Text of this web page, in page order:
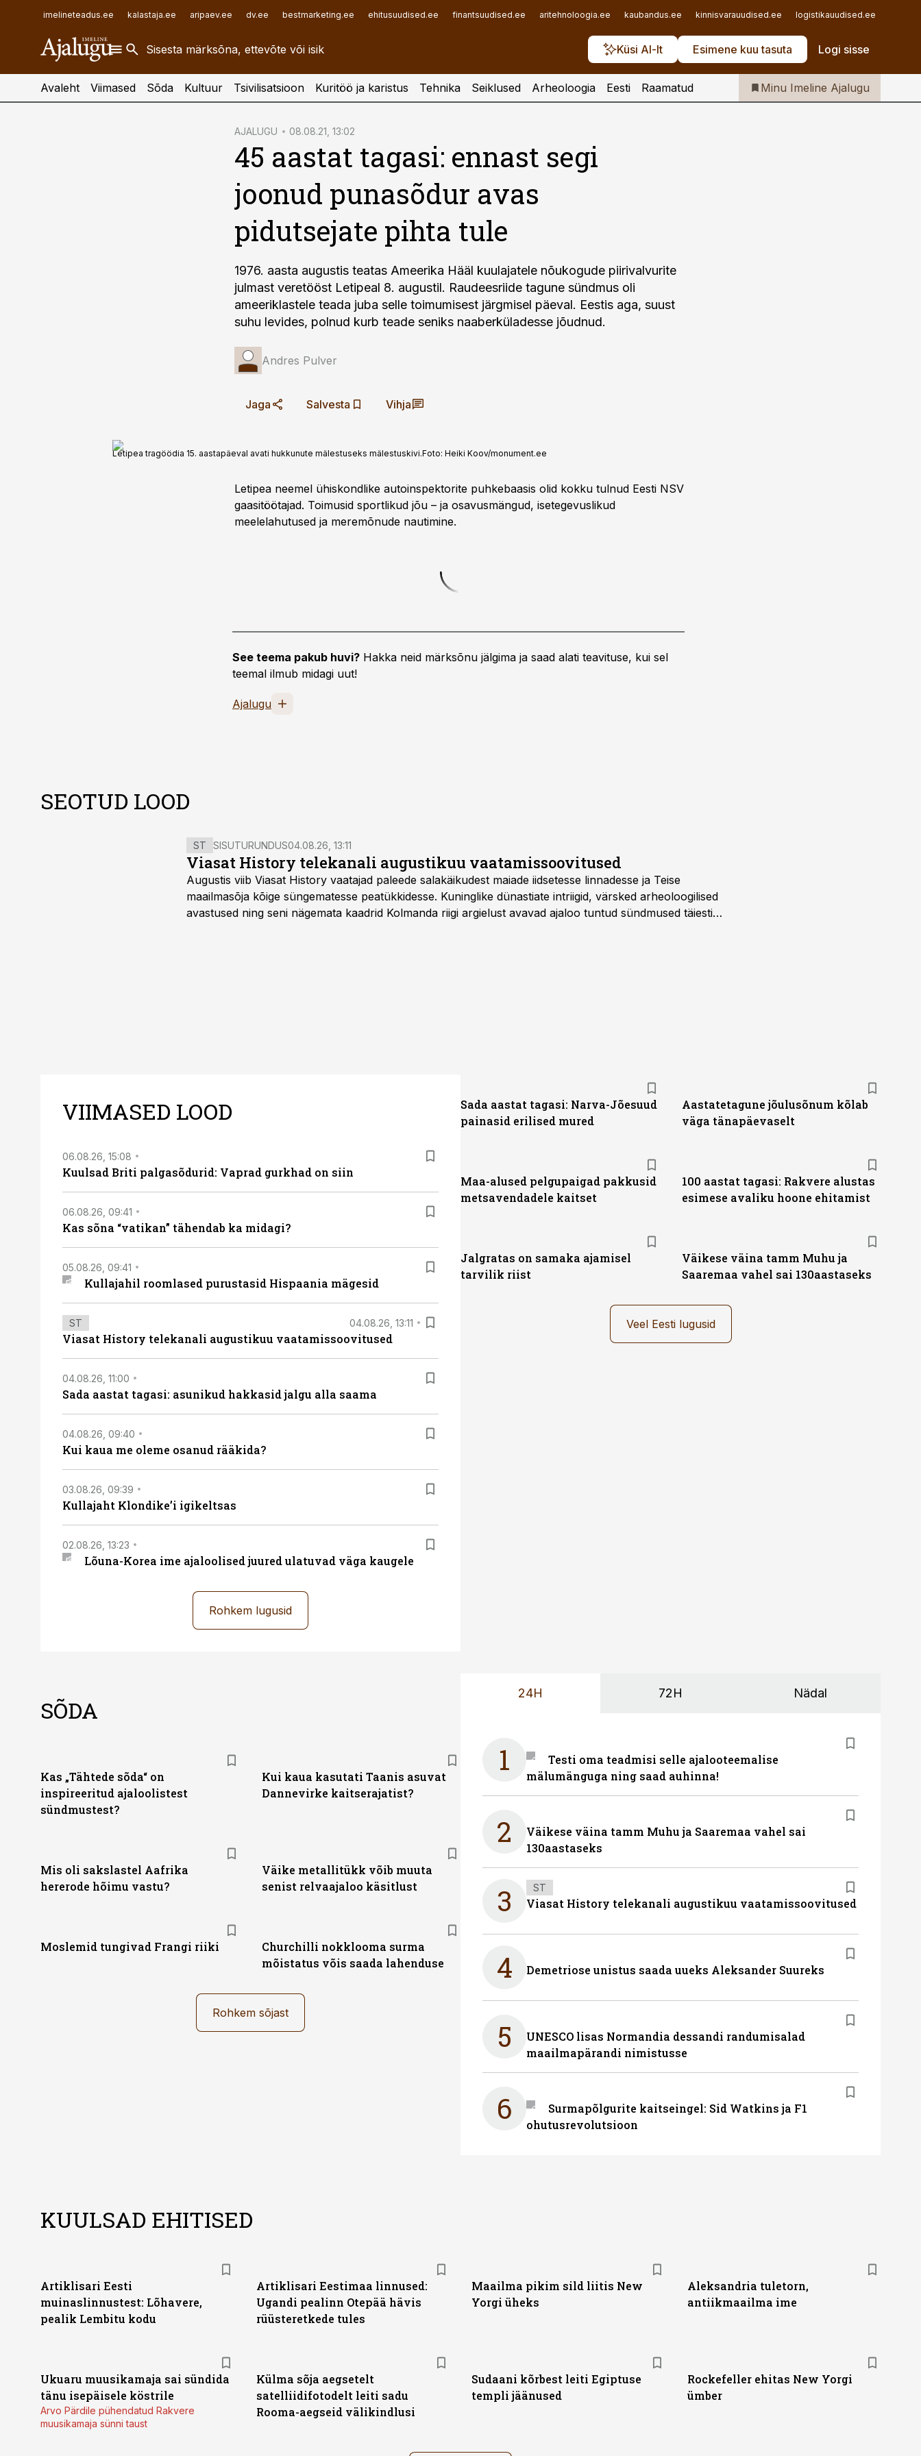
imelineteadus.ee kalastaja.ee aripaev.ee dv.ee bestmarketing.ee ehitusuudised.ee finantsuudised.ee aritehnoloogia.ee kaubandus.ee kinnisvarauudised.ee logistikauudised.ee
Küsi AI-lt Esimene kuu tasuta Logi sisse
finantsuudised.ee
aritehnoloogia.ee
toostusuudised.ee
Iseteenindus
Telli Imeline Ajalugu
Avaleht Viimased Sõda Kultuur Tsivilisatsioon Kuritöö ja karistus Tehnika Seiklused Arheoloogia Eesti Raamatud Minu Imeline Ajalugu
AJALUGU 08.08.21, 13:02
45 aastat tagasi: ennast segi
joonud punasõdur avas
pidutsejate pihta tule
1976. aasta augustis teatas Ameerika Hääl kuulajatele nõukogude piirivalvurite
julmast veretööst Letipeal 8. augustil. Raudeesriide tagune sündmus oli
ameeriklastele teada juba selle toimumisest järgmisel päeval. Eestis aga, suust
suhu levides, polnud kurb teade seniks naaberküladesse jõudnud.
Andres Pulver
Jaga Salvesta Vihja
Letipea tragöödia 15. aastapäeval avati hukkunute mälestuseks mälestuskivi.Foto: Heiki Koov/monument.ee
Letipea neemel ühiskondlike autoinspektorite puhkebaasis olid kokku tulnud Eesti NSV
gaasitöötajad. Toimusid sportlikud jõu – ja osavusmängud, isetegevuslikud
meelelahutused ja meremõnude nautimine.
See teema pakub huvi? Hakka neid märksõnu jälgima ja saad alati teavituse, kui sel
teemal ilmub midagi uut!
Ajalugu
SEOTUD LOOD
ST SISUTURUNDUS04.08.26, 13:11
Viasat History telekanali augustikuu vaatamissoovitused
Augustis viib Viasat History vaatajad paleede salakäikudest maiade iidsetesse linnadesse ja Teise
maailmasõja kõige süngematesse peatükkidesse. Kuninglike dünastiate intriigid, värsked arheoloogilised
avastused ning seni nägemata kaadrid Kolmanda riigi argielust avavad ajaloo tuntud sündmused täiesti
VIIMASED LOOD
06.08.26, 15:08
Kuulsad Briti palgasõdurid: Vaprad gurkhad on siin
06.08.26, 09:41
Kas sõna “vatikan” tähendab ka midagi?
05.08.26, 09:41
Kullajahil roomlased purustasid Hispaania mägesid
ST 04.08.26, 13:11
Viasat History telekanali augustikuu vaatamissoovitused
04.08.26, 11:00
Sada aastat tagasi: asunikud hakkasid jalgu alla saama
04.08.26, 09:40
Kui kaua me oleme osanud rääkida?
03.08.26, 09:39
Kullajaht Klondike’i igikeltsas
02.08.26, 13:23
Lõuna-Korea ime ajaloolised juured ulatuvad väga kaugele
Rohkem lugusid
Sada aastat tagasi: Narva-Jõesuud
painasid erilised mured
Aastatetagune jõulusõnum kõlab
väga tänapäevaselt
Maa-alused pelgupaigad pakkusid
metsavendadele kaitset
100 aastat tagasi: Rakvere alustas
esimese avaliku hoone ehitamist
Jalgratas on samaka ajamisel
tarvilik riist
Väikese väina tamm Muhu ja
Saaremaa vahel sai 130aastaseks
Veel Eesti lugusid
SÕDA
Kas „Tähtede sõda“ on
inspireeritud ajaloolistest
sündmustest?
Kui kaua kasutati Taanis asuvat
Dannevirke kaitserajatist?
Mis oli sakslastel Aafrika
hererode hõimu vastu?
Väike metallitükk võib muuta
senist relvaajaloo käsitlust
Moslemid tungivad Frangi riiki
Churchilli nokklooma surma
mõistatus võis saada lahenduse
Rohkem sõjast
24H 72H Nädal
1
Testi oma teadmisi selle ajalooteemalise
mälumänguga ning saad auhinna!
2
Väikese väina tamm Muhu ja Saaremaa vahel sai
130aastaseks
3 ST
Viasat History telekanali augustikuu vaatamissoovitused
4 Demetriose unistus saada uueks Aleksander Suureks
5
UNESCO lisas Normandia dessandi randumisalad
maailmapärandi nimistusse
6
Surmapõlgurite kaitseingel: Sid Watkins ja F1
ohutusrevolutsioon
KUULSAD EHITISED
Artiklisari Eesti
muinaslinnustest: Lõhavere,
pealik Lembitu kodu
Artiklisari Eestimaa linnused:
Ugandi pealinn Otepää hävis
rüüsteretkede tules
Maailma pikim sild liitis New
Yorgi üheks
Aleksandria tuletorn,
antiikmaailma ime
Ukuaru muusikamaja sai sündida
tänu isepäisele köstrile
Arvo Pärdile pühendatud Rakvere
muusikamaja sünni taust
Külma sõja aegsetelt
satelliidifotodelt leiti sadu
Rooma-aegseid välikindlusi
Sudaani kõrbest leiti Egiptuse
templi jäänused
Rockefeller ehitas New Yorgi
ümber